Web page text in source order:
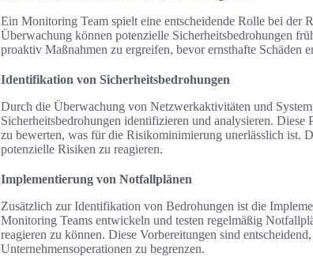
Ein Monitoring Team spielt eine entscheidende Rolle bei
Überwachung können potenzielle Sicherheitsbedrohungen
proaktiv Maßnahmen zu ergreifen, bevor ernsthafte Schäden
Identifikation von Sicherheitsbedrohungen
Durch die Überwachung von Netzwerkaktivitäten und
Sicherheitsbedrohungen identifizieren und analysieren.
zu bewerten, was für die Risikominimierung unerlässlich ist.
potenzielle Risiken zu reagieren.
Implementierung von Notfallplänen
Zusätzlich zur Identifikation von Bedrohungen ist die
Monitoring Teams entwickeln und testen regelmäßig
reagieren zu können. Diese Vorbereitungen sind
Unternehmensoperationen zu begrenzen.